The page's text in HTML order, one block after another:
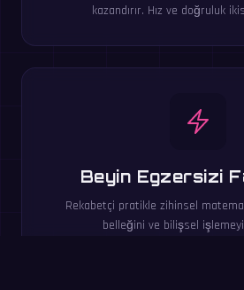
kazandırır. Hız ve doğruluk
Beyin Egzersizi
Rekabetçi pratikle zihinsel
belleğini ve bilişsel